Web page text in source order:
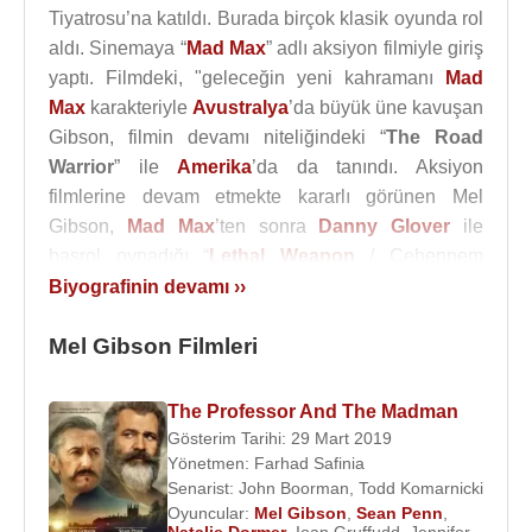
Tiyatrosu’na katıldı. Burada birçok klasik oyunda rol
aldı. Sinemaya “Mad Max” adlı aksiyon filmiyle giriş
yaptı. Filmdeki, "geleceğin yeni kahramanı
Mad
Max karakteriyle Avustralya’da büyük üne kavuşan
Gibson, filmin devamı niteliğindeki “The Road
Warrior” ileAmerika’da da tanındı. Aksiyon
filmlerine devam etmekte kararlı görünen Mel
Gibson, Mad Max’ten sonra Danny Glover ile
Lethal Weapon
Silahı” ile çok farklı ve yine unutulmaz bir kahraman
Without a Face / Yüzü Olmayan Adam” gibi
dramatik oyunculuğu ağır basan filmlerde oynadı.
Bu filmlerin beklenen ilgiyi görmemesi Gibson’ı
aksiyon filmlerine dönmeye mecbur etti.İngiltere
Biyografinin devamı ››
Mel Gibson Filmleri
The Professor And The Madman
Gösterim Tarihi: 29 Mart 2019
Yönetmen: Farhad Safinia
Senarist: John Boorman Todd Komarnicki
Oyuncular: Mel Gibson Sean Penn